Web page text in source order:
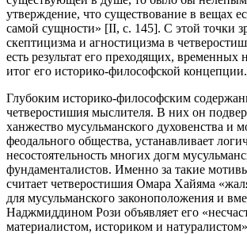
утверждение, что существование в вещах
самой сущности» [II, с. 145]. С этой точки
скептицизма и агностицизма в
есть результат его преходящих, временных
итог его историко-философской концепции.
Глубоким историко-философским
четверостишия мыслителя. В них он
ханжество мусульманского духовенства и
феодального общества, устанавливает
несостоятельность многих догм
фундаменталистов. Именно за такие
считает четверостишия Омара Хайяма
для мусульманского законоположения и
Наджмиддином Рози объявляет его
материалистом, историком и